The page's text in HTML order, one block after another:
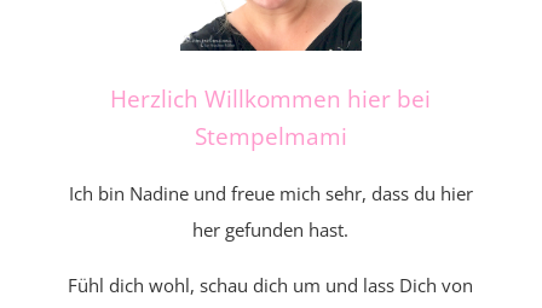
Herzlich Willkommen hier bei
Stempelmami
Ich bin Nadine und freue mich sehr, dass du hier
her gefunden hast.
Fühl dich wohl, schau dich um und lass Dich von